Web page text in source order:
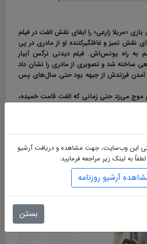
بازی «مریلا زارعی» را ایفای نقش الفت در فیلم
ایفای نقش تمیز و غافلگیرکننده او از مادری در پی
به‌ راه یونس‌اش. فیلم دیدنی نرگس آبیار
ساخته شد و تصویری از مادری را نشان داد
فرزندش از جبهه بود حتی سال‌های پس
موج می‌زد حتی زمانی که الفت قامت خمیده،
فیلم با رهایی از گرداب کلیشه و شعار،
این وب‌سایت، جهت مشاهده و دریافت آرشیو
لطفاً به لینک زیر مراجعه فرمایید:
آرشیو روزنامه
بستن